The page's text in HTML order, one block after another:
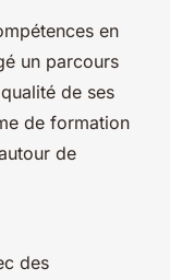
en
un parcours
de ses
de formation
de
des